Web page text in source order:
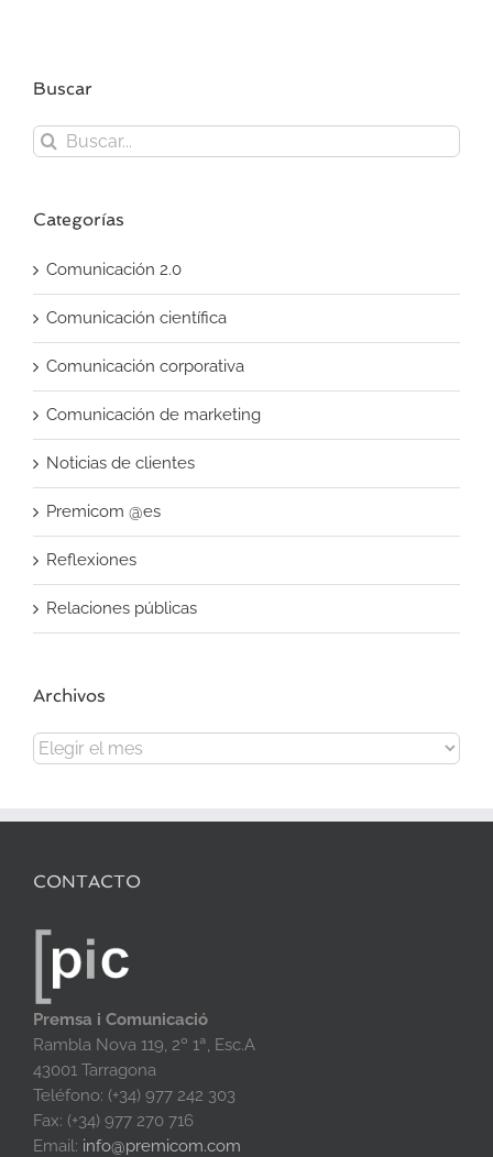
Buscar
Buscar:
Categorías
Comunicación 2.0
Comunicación científica
Comunicación corporativa
Comunicación de marketing
Noticias de clientes
Premicom @es
Reflexiones
Relaciones públicas
Archivos
Archivos
CONTACTO
Premsa i Comunicació
Rambla Nova 119, 2º 1ª, Esc.A
43001 Tarragona
Teléfono: (+34) 977 242 303
Fax: (+34) 977 270 716
Email: info@premicom.com